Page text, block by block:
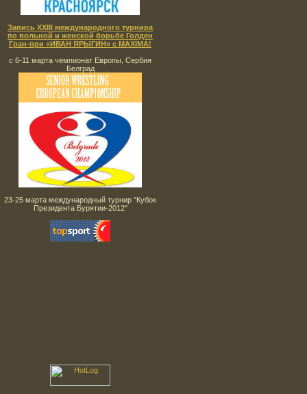
Запись XXIII международного турнира
по вольной и женской борьбе Голден
Гран-при «ИВАН ЯРЫГИН» с MAXIMA!
с 6-11 марта чемпионат Европы, Сербия
Белград
23-25 марта международный турнир "Кубок
Президента Бурятии-2012"